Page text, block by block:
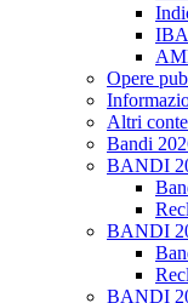
Opere
Altri
Bandi
BANDI
BANDI
BANDI